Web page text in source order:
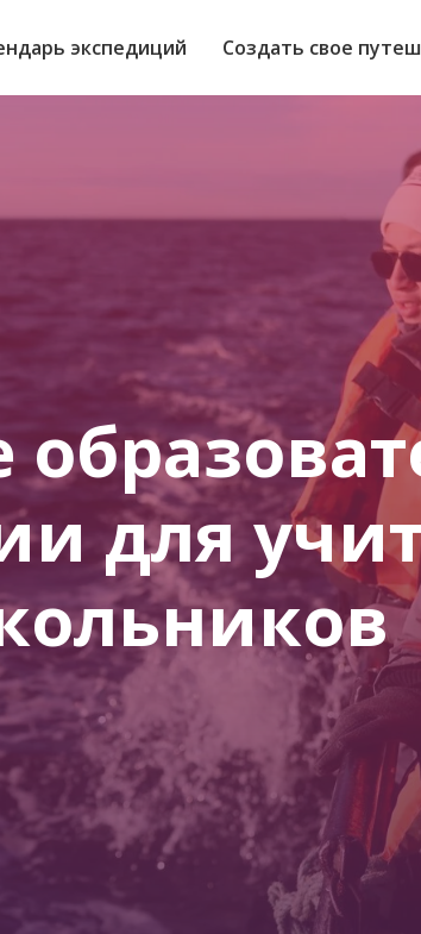
экспедиций Создать свое
для